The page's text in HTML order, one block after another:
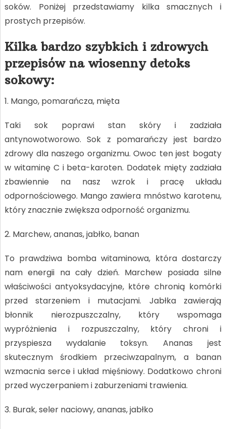
soków. Poniżej przedstawiamy kilka smacznych i
prostych przepisów.
Kilka bardzo szybkich i zdrowych
przepisów na wiosenny detoks
sokowy:
1. Mango, pomarańcza, mięta
Taki sok poprawi stan skóry i zadziała
antynowotworowo. Sok z pomarańczy jest bardzo
zdrowy dla naszego organizmu. Owoc ten jest bogaty
w witaminę C i beta-karoten. Dodatek mięty zadziała
zbawiennie na nasz wzrok i pracę układu
odpornościowego. Mango zawiera mnóstwo karotenu,
który znacznie zwiększa odporność organizmu.
2. Marchew, ananas, jabłko, banan
To prawdziwa bomba witaminowa, która dostarczy
nam energii na cały dzień. Marchew posiada silne
właściwości antyoksydacyjne, które chronią komórki
przed starzeniem i mutacjami. Jabłka zawierają
błonnik nierozpuszczalny, który wspomaga
wypróżnienia i rozpuszczalny, który chroni i
przyspiesza wydalanie toksyn. Ananas jest
skutecznym środkiem przeciwzapalnym, a banan
wzmacnia serce i układ mięśniowy. Dodatkowo chroni
przed wyczerpaniem i zaburzeniami trawienia.
3. Burak, seler naciowy, ananas, jabłko